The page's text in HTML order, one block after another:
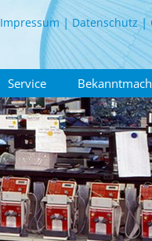
Impressum Datenschutz
Service